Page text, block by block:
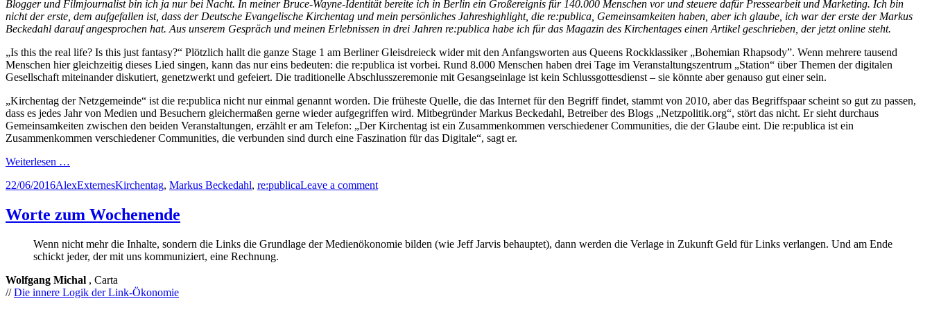
Blogger und Filmjournalist bin ich ja nur bei Nacht. In meiner Bruce-Wayne-Identität bereite ich in Berlin ein Großereignis für 140.000 Menschen vor und steuere dafür Pressearbeit und Marketing. Ich bin
nicht der erste, dem aufgefallen ist, dass der Deutsche Evangelische Kirchentag und mein persönliches Jahreshighlight, die re:publica, Gemeinsamkeiten haben, aber ich glaube, ich war der erste der Markus
Beckedahl darauf angesprochen hat. Aus unserem Gespräch und meinen Erlebnissen in drei Jahren re:publica habe ich für das Magazin des Kirchentages einen Artikel geschrieben, der jetzt online steht.
„Is this the real life? Is this just fantasy?“ Plötzlich hallt die ganze Stage 1 am Berliner Gleisdreieck wider mit den Anfangsworten aus Queens Rockklassiker „Bohemian Rhapsody”. Wenn mehrere tausend
Menschen hier gleichzeitig dieses Lied singen, kann das nur eins bedeuten: die re:publica ist vorbei. Rund 8.000 Menschen haben drei Tage im Veranstaltungszentrum „Station“ über Themen der digitalen
Gesellschaft miteinander diskutiert, genetzwerkt und gefeiert. Die traditionelle Abschlusszeremonie mit Gesangseinlage ist kein Schlussgottesdienst – sie könnte aber genauso gut einer sein.
„Kirchentag der Netzgemeinde“ ist die re:publica nicht nur einmal genannt worden. Die früheste Quelle, die das Internet für den Begriff findet, stammt von 2010, aber das Begriffspaar scheint so gut zu passen,
dass es jedes Jahr von Medien und Besuchern gleichermaßen gerne wieder aufgegriffen wird. Mitbegründer Markus Beckedahl, Betreiber des Blogs „Netzpolitik.org“, stört das nicht. Er sieht durchaus
Gemeinsamkeiten zwischen den beiden Veranstaltungen, erzählt er am Telefon: „Der Kirchentag ist ein Zusammenkommen verschiedener Communities, die der Glaube eint. Die re:publica ist ein
Zusammenkommen verschiedener Communities, die verbunden sind durch eine Faszination für das Digitale“, sagt er.
Weiterlesen …
Posted
22/06/2016Author
AlexCategories
ExternesTags
Kirchentag, Markus Beckedahl, re:publicaLeave a commenton
Worte zum Wochenende
Wenn nicht mehr die Inhalte, sondern die Links die Grundlage der Medienökonomie bilden (wie Jeff Jarvis behauptet), dann werden die Verlage in Zukunft Geld für Links verlangen. Und am Ende
schickt jeder, der mit uns kommuniziert, eine Rechnung.
Wolfgang Michal , Carta
//Die innere Logik der Link-Ökonomie